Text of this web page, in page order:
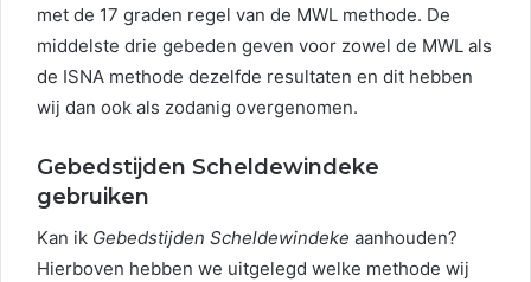
met de 17 graden regel van de MWL methode. De
middelste drie gebeden geven voor zowel de MWL als
de ISNA methode dezelfde resultaten en dit hebben
wij dan ook als zodanig overgenomen.
Gebedstijden Scheldewindeke
gebruiken
Kan ik Gebedstijden Scheldewindeke aanhouden?
Hierboven hebben we uitgelegd welke methode wij